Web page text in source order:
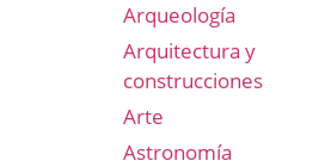
Arqueología
Arquitectura y
construcciones
Arte
Astronomía